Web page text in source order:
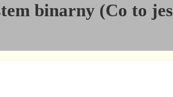
binarny (Co to